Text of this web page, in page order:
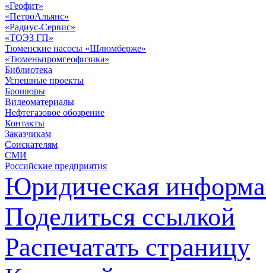
«Геофит»
«ПетроАльянс»
«Радиус-Сервис»
«ТОЭЗ ГП»
Тюменские насосы «Шлюмберже»
«Тюменьпромгеофизика»
Библиотека
Успешные проекты
Брошюры
Видеоматериалы
Нефтегазовое обозрение
Контакты
Заказчикам
Соискателям
СМИ
Российские предприятия
Юридическая
Поделиться ссылкой
Распечатать страницу